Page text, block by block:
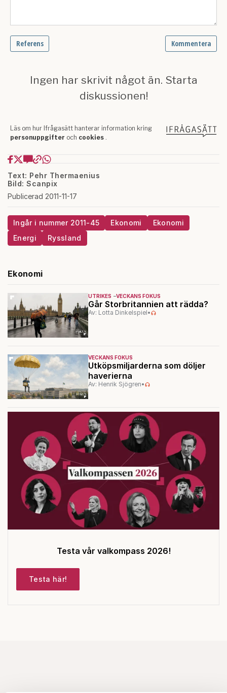
Text: Pehr Thermaenius
Bild: Scanpix
Publicerad 2011-11-17
Ingår i nummer 2011-45 Ekonomi
Ekonomi
Energi
Ryssland
Ekonomi
UTRIKES VECKANS FOKUS
Går Storbritannien att rädda?
Av: Lotta Dinkelspiel•
VECKANS FOKUS
Utköpsmiljarderna som döljer
haverierna
Av: Henrik Sjögren•
Testa vår valkompass 2026!
Testa här!